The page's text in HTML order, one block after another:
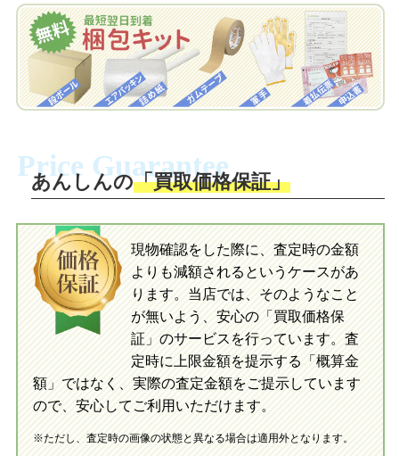
でお届けします。
自宅でおもちゃを発送・梱包
梱包キットに同封する発送ガイドの手順
送。当店へ無料で発送いただけます。
入金完了
当店に査定したおもちゃがご到着後、ご
指定の口座に即日入金可能です。
買取の流れ 写真の撮影方法
申し込みます。梱包キットは送料無料で
お届けします。
自宅でおもちゃを発送・梱包
ださい。お電話にて集荷依頼を行い発
送。当店へ無料で発送いただけます。
当店に査定したおもちゃがご到着後、ご
指定の口座に即日入金可能です。
初めての方へ LINE査定の流れ 写真の撮影方法
Price Guarantee
あんしんの「買取価格保証」
現物確認をした際に、査定時の金額
よりも減額されるというケースがあ
ります。当店では、そのようなこと
が無いよう、安心の「買取価格保
証」のサービスを行っています。査
定時に上限金額を提示する「概算金
額」ではなく、実際の査定金額をご提示しています
ので、安心してご利用いただけます。
※ただし、査定時の画像の状態と異なる場合は適用外となります。